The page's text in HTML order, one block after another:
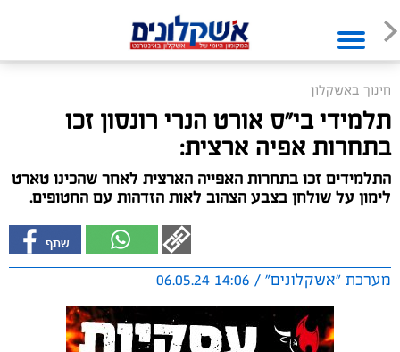
חינוך באשקלון
תלמידי בי"ס אורט הנרי רונסון זכו
בתחרות אפיה ארצית:
התלמידים זכו בתחרות האפייה הארצית לאחר שהכינו טארט
לימון על שולחן בצבע הצהוב לאות הזדהות עם החטופים.
מערכת "אשקלונים" / 14:06 06.05.24